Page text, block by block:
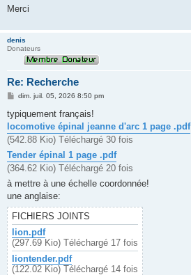
Merci
denis
Donateurs
Re: Recherche
M
s
s
a
g
e
dim. juil. 05, 2026 8:50 pm
typiquement français!
locomotive épinal jeanne d'arc 1 page .pdf
(542.88 Kio) Téléchargé 30 fois
Tender épinal 1 page .pdf
(364.62 Kio) Téléchargé 20 fois
à mettre à une échelle coordonnée!
une anglaise:
FICHIERS JOINTS
lion.pdf
(297.69 Kio) Téléchargé 17 fois
liontender.pdf
(122.02 Kio) Téléchargé 14 fois